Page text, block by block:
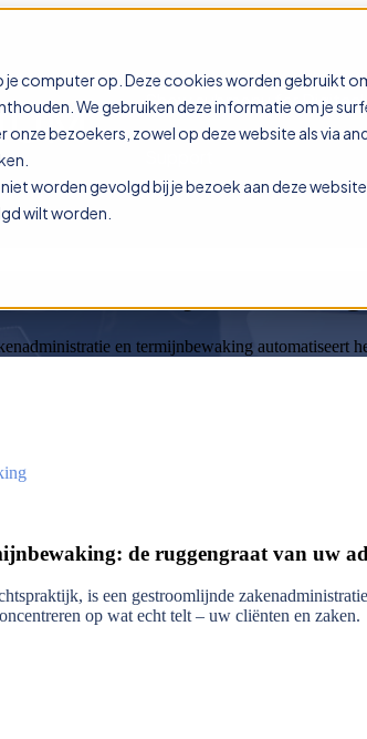
computer op. Deze cookies worden gebruikt
We gebruiken deze informatie om je
onze bezoekers, zowel op deze website als via
worden gevolgd bij je bezoek aan deze
wilt worden.
Show submenu for
& termijnbewaking
en termijnbewaking automatiseert
de ruggengraat van uw
is een gestroomlijnde
op wat echt telt – uw cliënten en zaken.